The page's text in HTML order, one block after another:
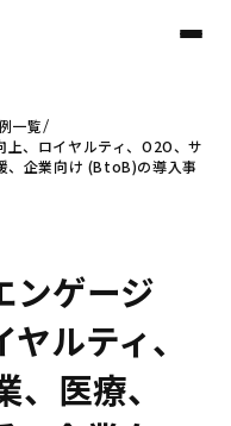
一覧
、ロイヤルティ、O2O、サ
、企業向け (BtoB)の導入事
ンゲージ
ルティ、
医療、